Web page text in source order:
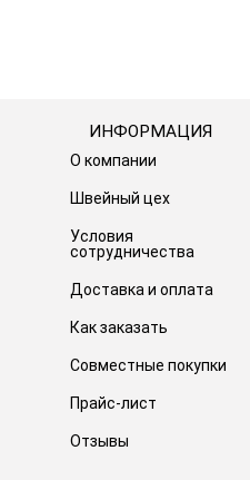
ИНФОРМАЦИЯ
О компании
Швейный цех
Условия
сотрудничества
Доставка и оплата
Как заказать
Совместные покупки
Прайс-лист
Отзывы